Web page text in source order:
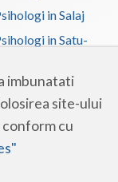
imbunatati
site-ului
cu
in Salaj
in Satu-
in
in Valcea